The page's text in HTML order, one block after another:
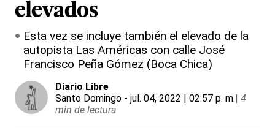
elevados
Esta vez se incluye también el elevado de la
autopista Las Américas con calle José
Francisco Peña Gómez (Boca Chica)
Diario Libre
Santo Domingo - jul. 04, 2022 | 02:57 p. m.| 4
min de lectura